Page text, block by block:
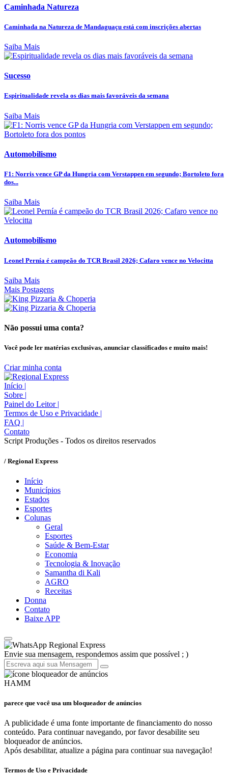
Caminhada Natureza
Caminhada na Natureza de Mandaguaçu está com inscrições abertas
Saiba Mais
Sucesso
Espiritualidade revela os dias mais favoráveis da semana
Saiba Mais
Automobilismo
F1: Norris vence GP da Hungria com Verstappen em segundo; Bortoleto fora
dos...
Saiba Mais
Automobilismo
Leonel Pernía é campeão do TCR Brasil 2026; Cafaro vence no Velocitta
Saiba Mais
Mais Postagens
Não possui uma conta?
Você pode ler matérias exclusivas, anunciar classificados e muito mais!
Criar minha conta
Início |
Sobre |
Painel do Leitor |
Termos de Uso e Privacidade |
FAQ |
Contato
Script Produções - Todos os direitos reservados
/ Regional Express
Início
Municípios
Estados
Esportes
Colunas
Geral
Esportes
Saúde & Bem-Estar
Economia
Tecnologia & Inovação
Samantha di Kali
AGRO
Receitas
Donna
Contato
Baixe APP
Regional Express
Envie sua mensagem, respondemos assim que possível ; )
HAMM
parece que você usa um bloqueador de anúncios
A publicidade é uma fonte importante de financiamento do nosso
conteúdo. Para continuar navegando, por favor desabilite seu
bloqueador de anúncios.
Após desabilitar, atualize a página para continuar sua navegação!
Termos de Uso e Privacidade